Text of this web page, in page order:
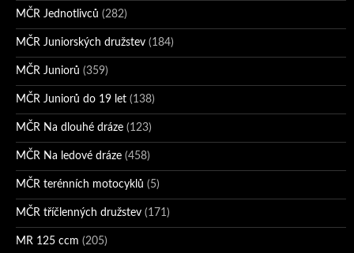
MČR Jednotlivců (282)
MČR Juniorských družstev (184)
MČR Juniorů (359)
MČR Juniorů do 19 let (138)
MČR Na dlouhé dráze (123)
MČR Na ledové dráze (458)
MČR terénních motocyklů (5)
MČR tříčlenných družstev (171)
MR 125 ccm (205)